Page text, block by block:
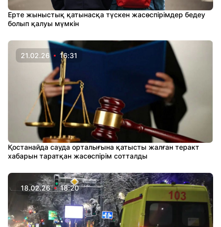
Ерте жыныстық қатынасқа түскен жасөспірімдер бедеу
болып қалуы мүмкін
21.02.26 16:31
Қостанайда сауда орталығына қатысты жалған теракт
хабарын таратқан жасөспірім сотталды
18.02.26 18:20